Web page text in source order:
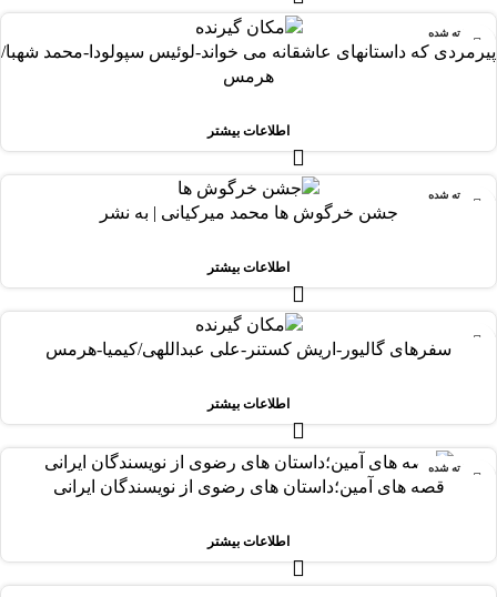
فروخته شده
پیرمردی که داستانهای عاشقانه می خواند-لوئیس سپولودا-محمد شهبا/
هرمس
اطلاعات بیشتر
فروخته شده
جشن خرگوش ها محمد میرکیانی | به نشر
اطلاعات بیشتر
فروخته شدهسفرهای گالیور-اریش کستنر-علی عبداللهی/کیمیا-هرمس
اطلاعات بیشتر
فروخته شده
قصه های آمین؛داستان های رضوی از نویسندگان ایرانی
اطلاعات بیشتر